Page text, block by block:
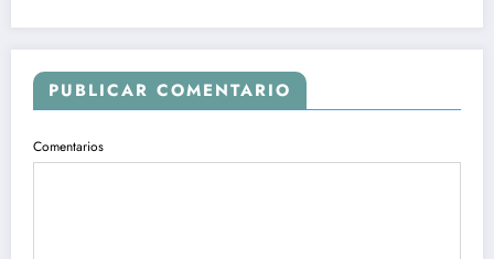
PUBLICAR COMENTARIO
Comentarios